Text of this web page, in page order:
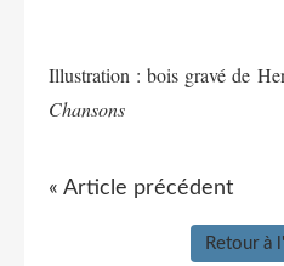
Illustration : bois gravé de
Chansons
« Article précédent
Retour à